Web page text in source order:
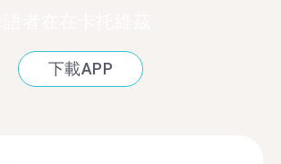
下載APP